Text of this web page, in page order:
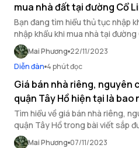
mua nhà đất tại đường Cổ
Bạn đang tìm hiểu thủ tục nhập
nhập khẩu khi mua nhà tại
OneHousing tìm hiểu những vấn
Mai Phương 22/11/2023
Diễn đàn 4 phút đọc
Giá bán nhà riêng, nguyên
quận Tây Hồ hiện tại là bao
Tìm hiểu về giá bán nhà riêng,
quận Tây Hồ trong bài viết sắp
OneHousing.
Mai Phương 07/11/2023